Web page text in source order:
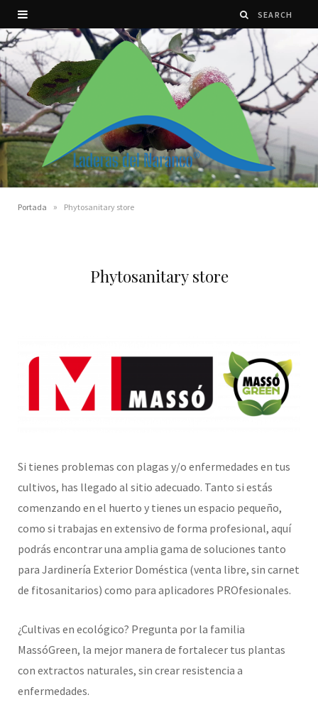
Portada » Phytosanitary store
Phytosanitary store
Si tienes problemas con plagas y/o enfermedades en tus
cultivos, has llegado al sitio adecuado. Tanto si estás
comenzando en el huerto y tienes un espacio pequeño,
como si trabajas en extensivo de forma profesional, aquí
podrás encontrar una amplia gama de soluciones tanto
para Jardinería Exterior Doméstica (venta libre, sin carnet
de fitosanitarios) como para aplicadores PROfesionales.
¿Cultivas en ecológico? Pregunta por la familia
MassóGreen, la mejor manera de fortalecer tus plantas
con extractos naturales, sin crear resistencia a
enfermedades.